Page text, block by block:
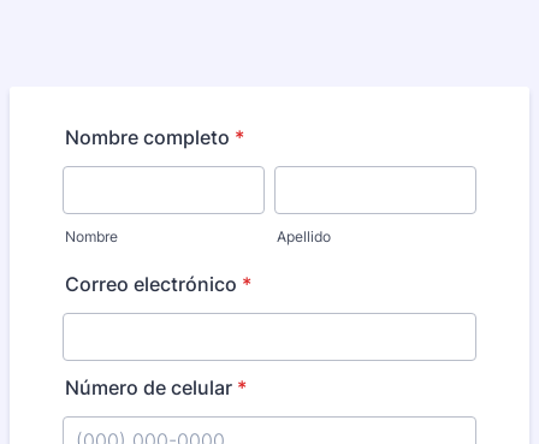
Nombre completo *
Nombre Apellido
Correo electrónico *
Número de celular *